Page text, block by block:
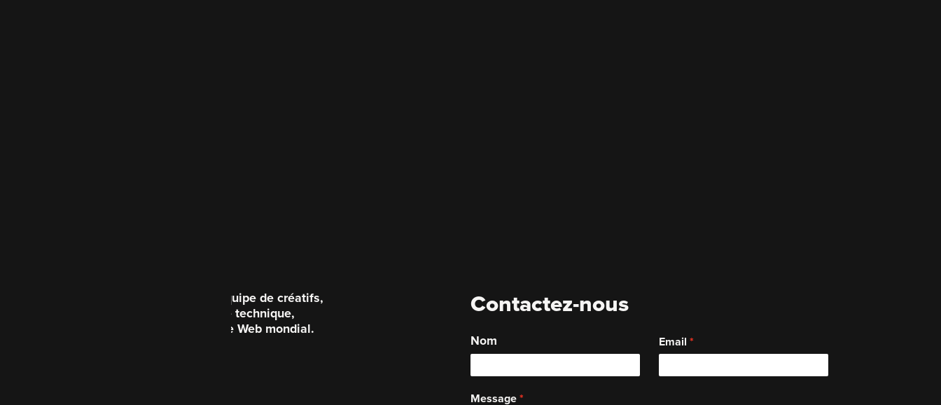
Code Enigma est une équipe de créatifs,
brillante du point de vue technique,
consacrée à améliorer le Web mondial.
Contactez-nous
Nom Email
Message